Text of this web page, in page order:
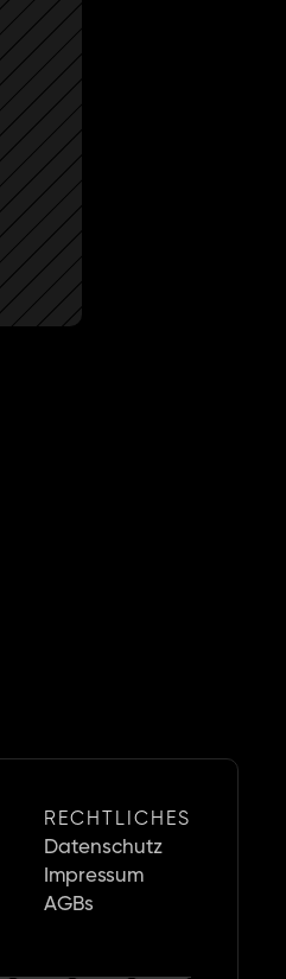
RECHTLICHES
Datenschutz
Impressum
AGBs